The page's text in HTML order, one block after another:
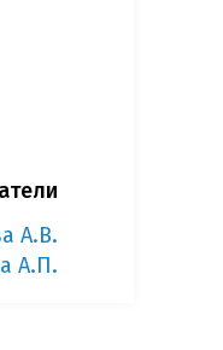
А.В.
А.П.